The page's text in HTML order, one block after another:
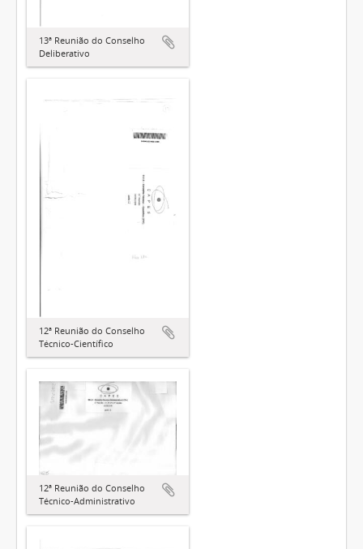
13ª Reunião do Conselho
Deliberativo
12ª Reunião do Conselho
Técnico-Científico
12ª Reunião do Conselho
Técnico-Administrativo